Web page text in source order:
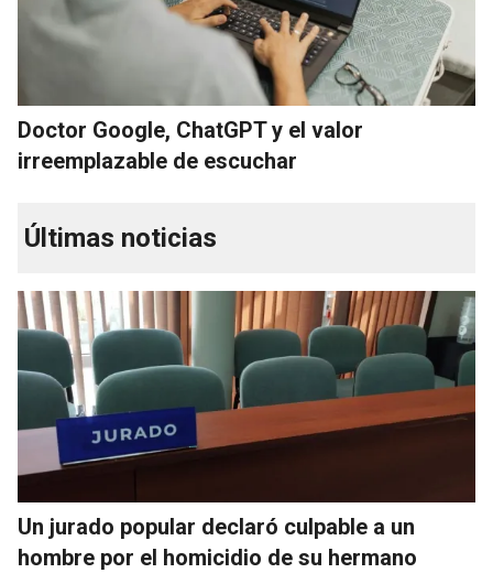
Doctor Google, ChatGPT y el valor
irreemplazable de escuchar
Últimas noticias
Un jurado popular declaró culpable a un
hombre por el homicidio de su hermano